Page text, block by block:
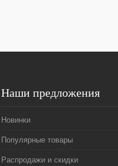
Наши предложения
Новинки
Популярные товары
Распродажи и скидки